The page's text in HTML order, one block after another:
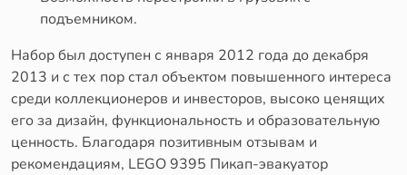
подъемником.
Набор был доступен с января 2012 года до декабря
2013 и с тех пор стал объектом повышенного интереса
среди коллекционеров и инвесторов, высоко ценящих
его за дизайн, функциональность и образовательную
ценность. Благодаря позитивным отзывам и
рекомендациям, LEGO 9395 Пикап-эвакуатор